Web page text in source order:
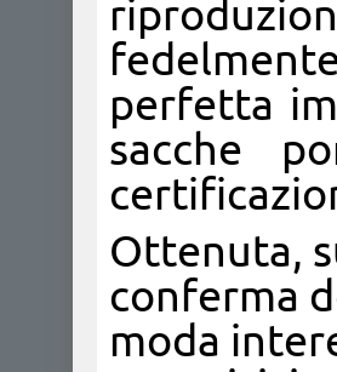
perfetta
sacche
Ottenuta,
conferma
moda